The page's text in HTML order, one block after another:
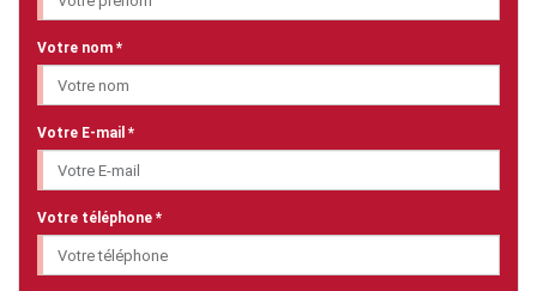
Votre nom *
Votre E-mail *
Votre téléphone *